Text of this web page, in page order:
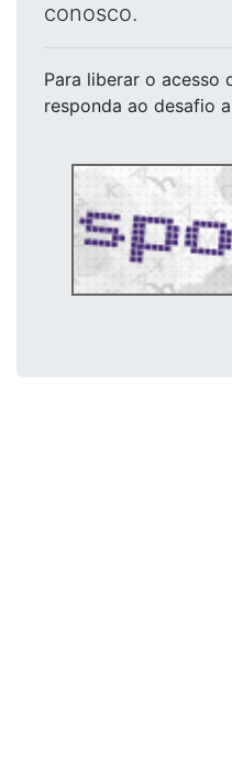
conosco.
Para liberar o acesso
responda ao desafio